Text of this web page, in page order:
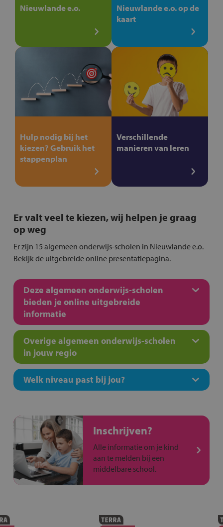
Nieuwlande e.o.
Nieuwlande e.o. op de
kaart
Hulp nodig bij het
kiezen? Gebruik het
stappenplan
Verschillende
manieren van leren
Er valt veel te kiezen, wij helpen je graag
op weg
Er zijn 15 algemeen onderwijs-scholen in Nieuwlande e.o.
Bekijk de uitgebreide online presentatiepagina.
Deze algemeen onderwijs-scholen
bieden je online uitgebreide
informatie
Overige algemeen onderwijs-scholen
in jouw regio
Welk niveau past bij jou?
Inschrijven?
Alle informatie om je kind
aan te melden bij een
middelbare school.